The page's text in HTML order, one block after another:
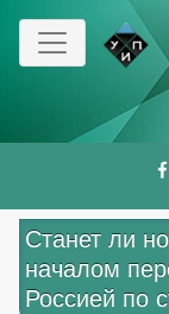
Перейти
основному
Станет ли
началом
Россией по